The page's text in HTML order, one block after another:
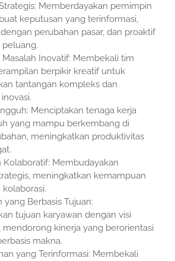
Memberdayakan pemimpin
keputusan yang terinformasi,
perubahan pasar, dan proaktif
Masalah Inovatif: Membekali tim
berpikir kreatif untuk
tantangan kompleks dan
Menciptakan tenaga kerja
yang mampu berkembang di
meningkatkan produktivitas
Kolaboratif: Membudayakan
meningkatkan kemampuan
kolaborasi.
yang Berbasis Tujuan:
tujuan karyawan dengan visi
mendorong kinerja yang berorientasi
makna.
yang Terinformasi: Membekali